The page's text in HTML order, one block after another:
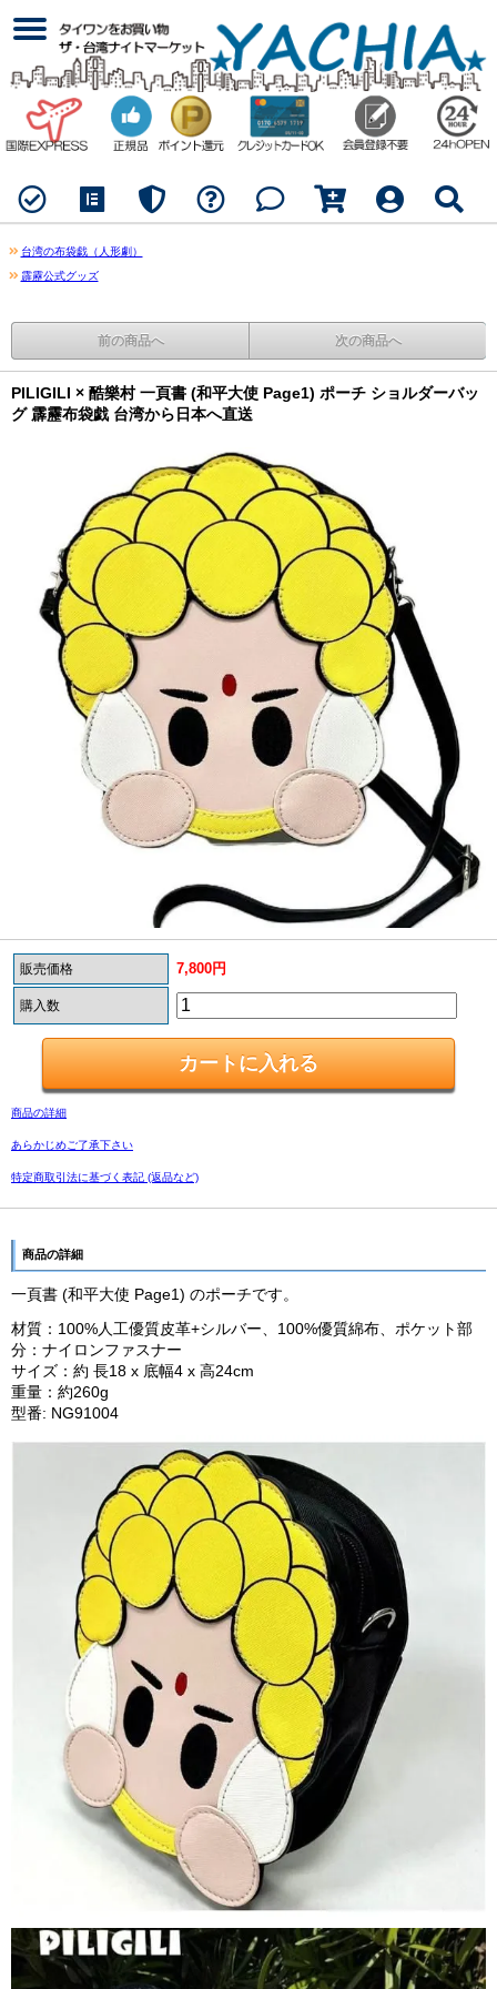
台湾の布袋戯（人形劇）
霹靂公式グッズ
前の商品へ 次の商品へ
PILIGILI × 酷樂村 一頁書 (和平大使 Page1) ポーチ ショルダーバッ
グ 霹靂布袋戯 台湾から日本へ直送
販売価格 7,800円
購入数
商品の詳細
あらかじめご了承下さい
特定商取引法に基づく表記 (返品など)
商品の詳細
一頁書 (和平大使 Page1) のポーチです。
材質：100%人工優質皮革+シルバー、100%優質綿布、ポケット部
分：ナイロンファスナー
サイズ：約 長18 x 底幅4 x 高24cm
重量：約260g
型番: NG91004